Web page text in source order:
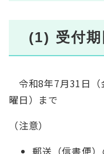
(1) 受付期
令和8年7月31日（
曜日）まで
（注意）
郵送（信書便